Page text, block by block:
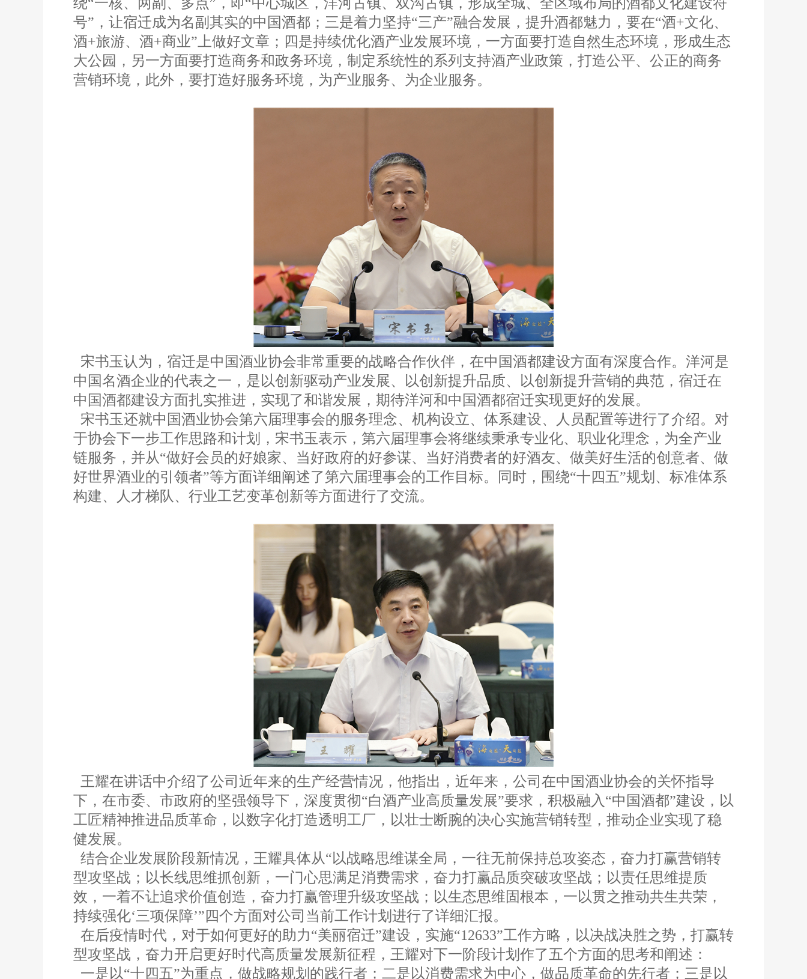
号”，让宿迁成为名副其实的中国酒都；三是着力坚持“三产”融合发展，提升酒都魅力，要在“酒+文化、
酒+旅游、酒+商业”上做好文章；四是持续优化酒产业发展环境，一方面要打造自然生态环境，形成生态
大公园，另一方面要打造商务和政务环境，制定系统性的系列支持酒产业政策，打造公平、公正的商务
营销环境，此外，要打造好服务环境，为产业服务、为企业服务。
宋书玉认为，宿迁是中国酒业协会非常重要的战略合作伙伴，在中国酒都建设方面有深度合作。洋河是
中国名酒企业的代表之一，是以创新驱动产业发展、以创新提升品质、以创新提升营销的典范，宿迁在
中国酒都建设方面扎实推进，实现了和谐发展，期待洋河和中国酒都宿迁实现更好的发展。
宋书玉还就中国酒业协会第六届理事会的服务理念、机构设立、体系建设、人员配置等进行了介绍。对
于协会下一步工作思路和计划，宋书玉表示，第六届理事会将继续秉承专业化、职业化理念，为全产业
链服务，并从“做好会员的好娘家、当好政府的好参谋、当好消费者的好酒友、做美好生活的创意者、做
好世界酒业的引领者”等方面详细阐述了第六届理事会的工作目标。同时，围绕“十四五”规划、标准体系
构建、人才梯队、行业工艺变革创新等方面进行了交流。
王耀在讲话中介绍了公司近年来的生产经营情况，他指出，近年来，公司在中国酒业协会的关怀指导
下，在市委、市政府的坚强领导下，深度贯彻“白酒产业高质量发展”要求，积极融入“中国酒都”建设，以
工匠精神推进品质革命，以数字化打造透明工厂，以壮士断腕的决心实施营销转型，推动企业实现了稳
健发展。
结合企业发展阶段新情况，王耀具体从“以战略思维谋全局，一往无前保持总攻姿态，奋力打赢营销转
型攻坚战；以长线思维抓创新，一门心思满足消费需求，奋力打赢品质突破攻坚战；以责任思维提质
效，一着不让追求价值创造，奋力打赢管理升级攻坚战；以生态思维固根本，一以贯之推动共生共荣，
持续强化‘三项保障’”四个方面对公司当前工作计划进行了详细汇报。
在后疫情时代，对于如何更好的助力“美丽宿迁”建设，实施“12633”工作方略，以决战决胜之势，打赢转
型攻坚战，奋力开启更好时代高质量发展新征程，王耀对下一阶段计划作了五个方面的思考和阐述：
一是以“十四五”为重点，做战略规划的践行者；二是以消费需求为中心，做品质革命的先行者；三是以